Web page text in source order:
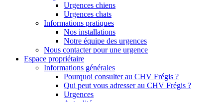
Urgences chiens
Urgences chats
Informations pratiques
Nos installations
Notre équipe des urgences
Nous contacter pour une urgence
Espace propriétaire
Informations générales
Pourquoi consulter au CHV Frégis ?
Qui peut vous adresser au CHV Frégis ?
Urgences